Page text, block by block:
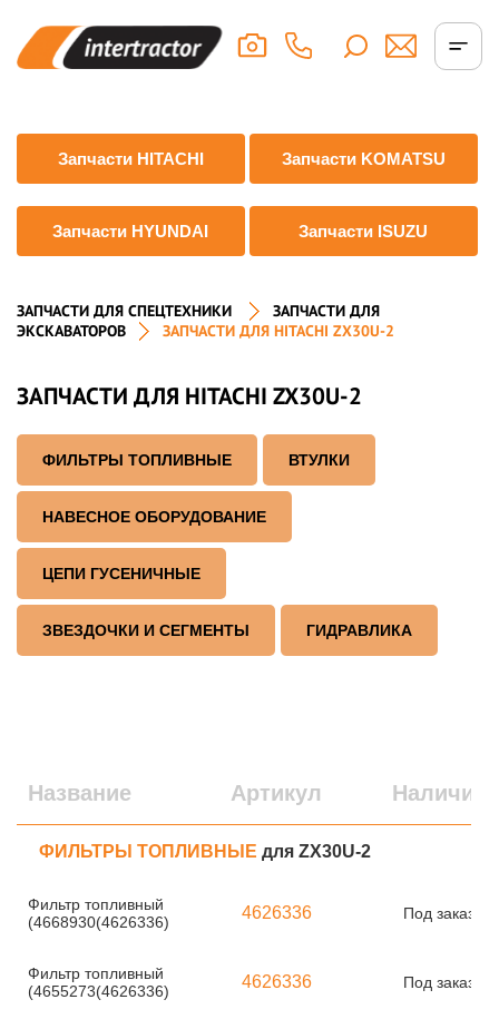
Запчасти HITACHI Запчасти KOMATSU
Запчасти HYUNDAI Запчасти ISUZU
ЗАПЧАСТИ ДЛЯ СПЕЦТЕХНИКИ
ЗАПЧАСТИ ДЛЯ
ЭКСКАВАТОРОВ
ЗАПЧАСТИ ДЛЯ HITACHI ZX30U-2
ЗАПЧАСТИ ДЛЯ HITACHI ZX30U-2
ФИЛЬТРЫ ТОПЛИВНЫЕ ВТУЛКИ
НАВЕСНОЕ ОБОРУДОВАНИЕ
ЦЕПИ ГУСЕНИЧНЫЕ
ЗВЕЗДОЧКИ И СЕГМЕНТЫ ГИДРАВЛИКА
Название Артикул Наличие
ФИЛЬТРЫ ТОПЛИВНЫЕ для ZX30U-2
Фильтр топливный
(4668930(4626336)
4626336 Под заказ
Фильтр топливный
(4655273(4626336)
4626336 Под заказ